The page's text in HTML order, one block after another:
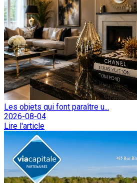
Les objets qui font paraître u...
2026-08-04
Lire l'article